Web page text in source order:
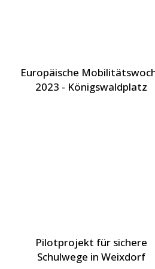
Europäische
2023 - Königswaldplatz
Pilotprojekt für sichere
Schulwege in Weixdorf